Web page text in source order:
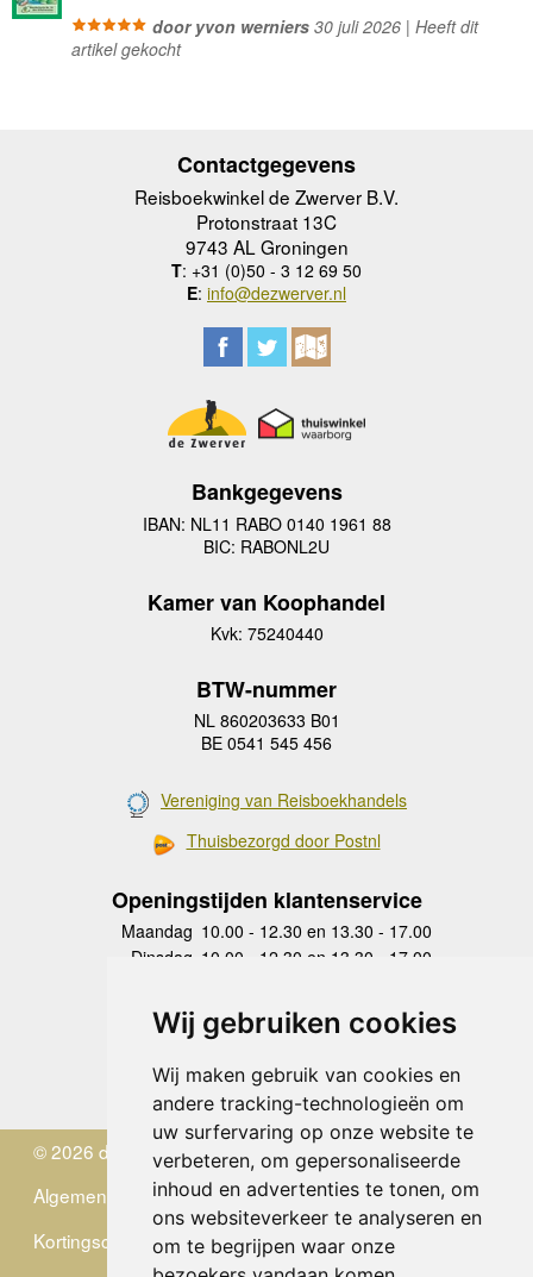
Wij gebruiken cookies
Wij maken gebruik van cookies en
andere tracking-technologieën om
uw surfervaring op onze website te
verbeteren, om gepersonaliseerde
inhoud en advertenties te tonen, om
ons websiteverkeer te analyseren en
om te begrijpen waar onze
door yvon werniers30 juli 2026 | Heeft dit
artikel gekocht
Contactgegevens
Reisboekwinkel de Zwerver B.V.
Protonstraat 13C
9743 AL Groningen
T: +31 (0)50 - 3 12 69 50
E: info@dezwerver.nl
Bankgegevens
IBAN: NL11 RABO 0140 1961 88
BIC: RABONL2U
Kamer van Koophandel
Kvk: 75240440
BTW-nummer
NL 860203633 B01
BE 0541 545 456
Vereniging van Reisboekhandels
Thuisbezorgd door Postnl
Openingstijden klantenservice
Maandag 10.00 - 12.30 en 13.30 - 17.00
Dinsdag 10.00 - 12.30 en 13.30 - 17.00
Donderdag
10.00 - 12.30 en 13.30 - 17.00
Vrijdag 10.00 - 12.30 en 13.30 - 17.00
Zaterdag
gesloten
Zondag gesloten
© 2026 de Zwerver
Algemene Voorwaarden
Kortingscode